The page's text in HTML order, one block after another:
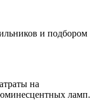
и подбором
на
ламп.